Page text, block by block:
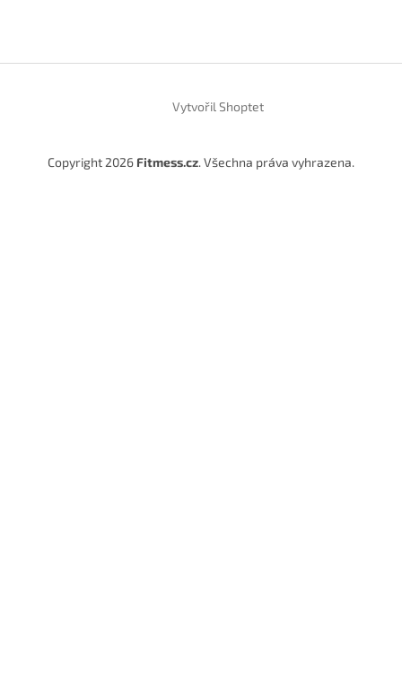
Vytvořil Shoptet
Copyright 2026 Fitmess.cz. Všechna práva vyhrazena.